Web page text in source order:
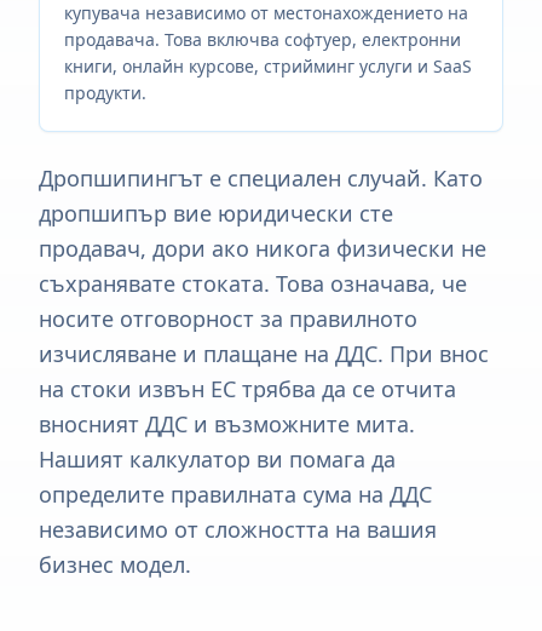
купувача независимо от местонахождението на
продавача. Това включва софтуер, електронни
книги, онлайн курсове, стрийминг услуги и SaaS
продукти.
Дропшипингът е специален случай. Като
дропшипър вие юридически сте
продавач, дори ако никога физически не
съхранявате стоката. Това означава, че
носите отговорност за правилното
изчисляване и плащане на ДДС. При внос
на стоки извън ЕС трябва да се отчита
вносният ДДС и възможните мита.
Нашият калкулатор ви помага да
определите правилната сума на ДДС
независимо от сложността на вашия
бизнес модел.